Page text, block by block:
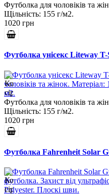
Футболка для чоловіків та
Щільність: 155 г/м2.
1020 грн
Футболка унісекс Liteway
Футболка для чоловіків та
Щільність: 155 г/м2.
1020 грн
Футболка Fahrenheit Solar